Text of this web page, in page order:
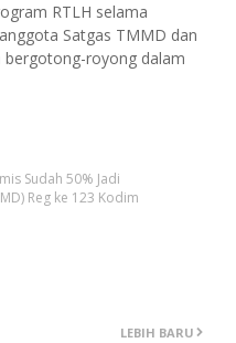
RTLH selama
Satgas TMMD dan
bergotong-royong dalam
Sudah 50% Jadi
Reg ke 123 Kodim
LEBIH BARU